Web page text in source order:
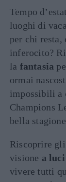
Tempo
luoghi di
per chi resta,
inferocito?
la fantasia
ormai
impossibili a
Champions
bella
Riscoprire gli
visione a luci
vivere tutti